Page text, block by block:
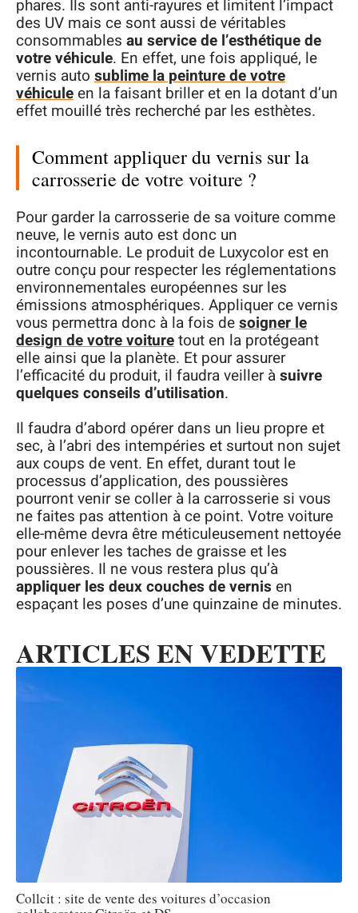
phares. Ils sont anti-rayures et limitent l’impact
des UV mais ce sont aussi de véritables
consommables au service de l’esthétique de
votre véhicule. En effet, une fois appliqué, le
vernis auto sublime la peinture de votre
véhiculeen la faisant briller et en la dotant d’un
effet mouillé très recherché par les esthètes.
Comment appliquer du vernis sur la
carrosserie de votre voiture ?
Pour garder la carrosserie de sa voiture comme
neuve, le vernis auto est donc un
incontournable. Le produit de Luxycolor est en
outre conçu pour respecter les réglementations
environnementales européennes sur les
émissions atmosphériques. Appliquer ce vernis
vous permettra donc à la fois desoigner le
design de votre voituretout en la protégeant
elle ainsi que la planète. Et pour assurer
l’efficacité du produit, il faudra veiller àsuivre
quelques conseils d’utilisation.
Il faudra d’abord opérer dans un lieu propre et
sec, à l’abri des intempéries et surtout non sujet
aux coups de vent. En effet, durant tout le
processus d’application, des poussières
pourront venir se coller à la carrosserie si vous
ne faites pas attention à ce point. Votre voiture
elle-même devra être méticuleusement nettoyée
pour enlever les taches de graisse et les
poussières. Il ne vous restera plus qu’à
appliquer les deux couches de vernis en
espaçant les poses d’une quinzaine de minutes.
ARTICLES EN VEDETTE
Collcit : site de vente des voitures d’occasion